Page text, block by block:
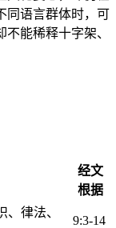
同语言群体时，可
能稀释十字架、
经文
根据
律法、
9:3-14